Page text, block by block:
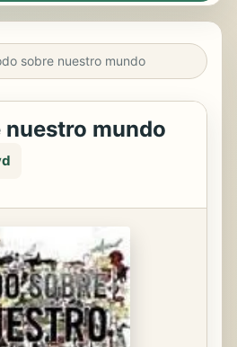
sobre nuestro mundo
nuestro mundo